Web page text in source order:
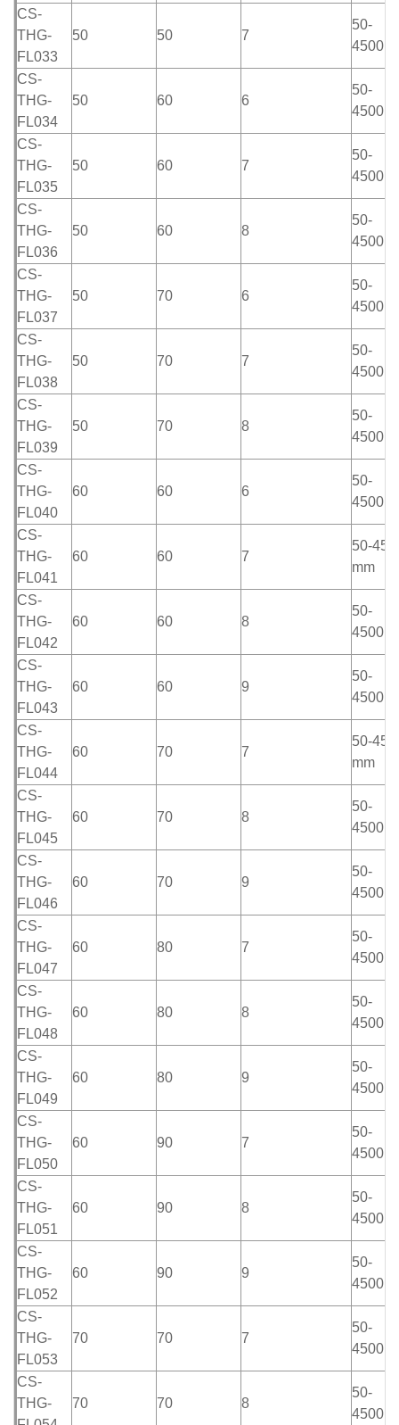
CS-
THG-
FL033
50 50 7
50-
CS-
THG-
FL034
50 60 6
50-
CS-
THG-
FL035
50 60 7
50-
CS-
THG-
FL036
50 60 8
50-
CS-
THG-
FL037
50 70 6
50-
CS-
THG-
FL038
50 70 7
50-
CS-
THG-
FL039
50 70 8
50-
CS-
THG-
FL040
60 60 6
50-
CS-
THG-
FL041
60 60 7
50-
mm
CS-
THG-
FL042
60 60 8
50-
CS-
THG-
FL043
60 60 9
50-
CS-
THG-
FL044
60 70 7
50-
mm
CS-
THG-
FL045
60 70 8
50-
CS-
THG-
FL046
60 70 9
50-
CS-
THG-
FL047
60 80 7
50-
CS-
THG-
FL048
60 80 8
50-
CS-
THG-
FL049
60 80 9
50-
CS-
THG-
FL050
60 90 7
50-
CS-
THG-
FL051
60 90 8
50-
CS-
THG-
FL052
60 90 9
50-
CS-
THG-
FL053
70 70 7
50-
CS-
THG-
70 70 8
50-